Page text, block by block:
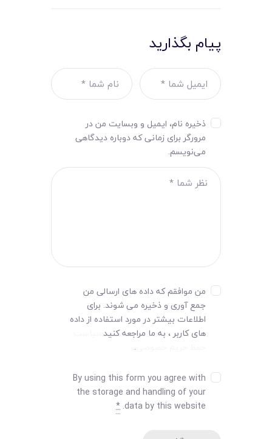
پیام بگذارید
ذخیره نام، ایمیل و وبسایت من در
مرورگر برای زمانی که دوباره دیدگاهی
می‌نویسم.
من موافقم که داده های ارسالی من
جمع آوری و ذخیره می شوند. برای
اطلاعات بیشتر در مورد استفاده از داده
های کاربر ، به ما مراجعه کنید
.
By using this form you agree with
the storage and handling of your
data by this website.
*